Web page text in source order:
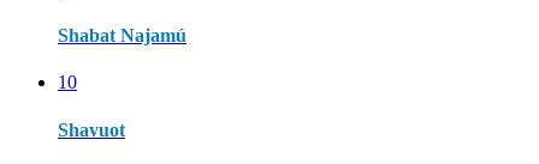
Shabat Najamú
10
Shavuot